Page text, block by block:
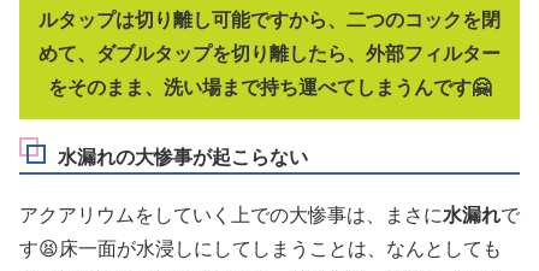
ルタップは切り離し可能ですから、二つのコックを閉
めて、ダブルタップを切り離したら、外部フィルター
をそのまま、洗い場まで持ち運べてしまうんです🤗
水漏れの大惨事が起こらない
アクアリウムをしていく上での大惨事は、まさに水漏れで
す😫床一面が水浸しにしてしまうことは、なんとしても